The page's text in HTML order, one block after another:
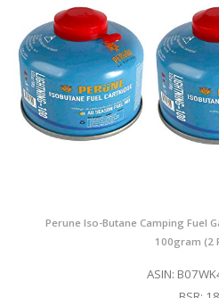
Perune Iso-Butane Camping Fuel
100gram (2
ASIN: